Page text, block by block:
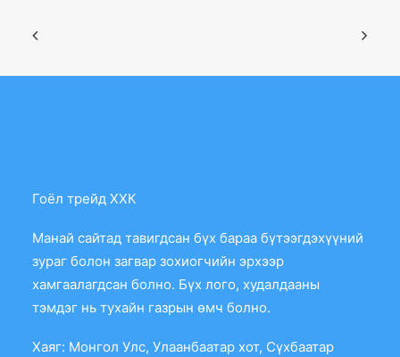
Гоёл трейд ХХК
Манай сайтад тавигдсан бүх бараа бүтээгдэхүүний
зураг болон загвар зохиогчийн эрхээр
хамгаалагдсан болно. Бүх лого, худалдааны
тэмдэг нь тухайн газрын өмч болно.
Хаяг: Монгол Улс, Улаанбаатар хот, Сүхбаатар